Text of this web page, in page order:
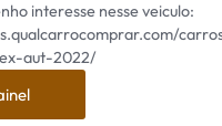
interesse nesse veiculo:
aut-2022/